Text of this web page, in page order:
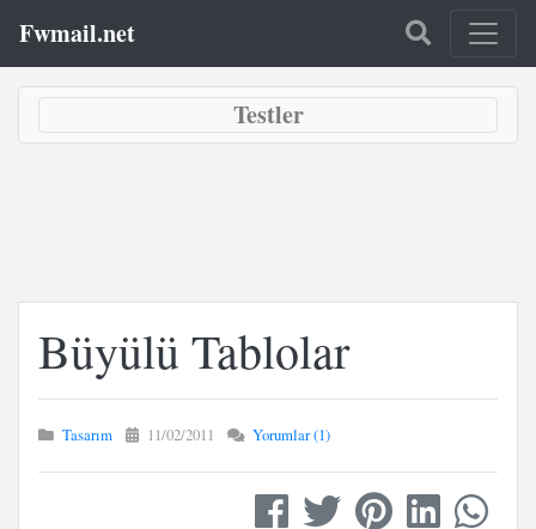
Fwmail.net
Testler
Büyülü Tablolar
Tasarım 11/02/2011 Yorumlar (1)